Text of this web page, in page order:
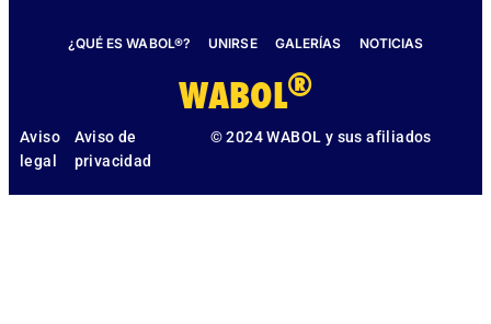
¿QUÉ ES WABOL®? UNIRSE GALERÍAS NOTICIAS
WABOL®
Aviso
legal
Aviso de
privacidad
© 2024 WABOL y sus afiliados